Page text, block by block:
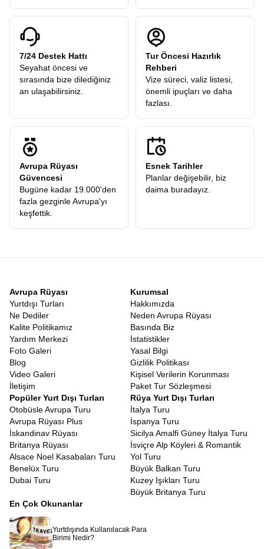
7/24 Destek Hattı
Seyahat öncesi ve
sırasında bize dilediğiniz
an ulaşabilirsiniz.
Tur Öncesi Hazırlık
Rehberi
Vize süreci, valiz listesi,
önemli ipuçları ve daha
fazlası.
Avrupa Rüyası
Güvencesi
Bugüne kadar 19.000'den
fazla gezginle Avrupa'yı
keşfettik.
Esnek Tarihler
Planlar değişebilir, biz
daima buradayız.
Avrupa Rüyası
Yurtdışı Turları
Ne Dediler
Kalite Politikamız
Yardım Merkezi
Foto Galeri
Blog
Video Galeri
İletişim
Kurumsal
Hakkımızda
Neden Avrupa Rüyası
Basında Biz
İstatistikler
Yasal Bilgi
Gizlilik Politikası
Kişisel Verilerin Korunması
Paket Tur Sözleşmesi
Popüler Yurt Dışı Turları
Otobüsle Avrupa Turu
Avrupa Rüyası Plus
İskandinav Rüyası
Britanya Rüyası
Alsace Noel Kasabaları Turu
Benelüx Turu
Dubai Turu
Rüya Yurt Dışı Turları
İtalya Turu
İspanya Turu
Sicilya Amalfi Güney İtalya Turu
İsviçre Alp Köyleri & Romantik
Yol Turu
Büyük Balkan Turu
Kuzey Işıkları Turu
Büyük Britanya Turu
En Çok Okunanlar
Yurtdışında Kullanılacak Para
Birimi Nedir?